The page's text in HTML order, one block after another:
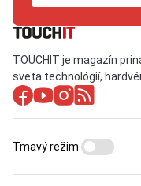
TOUCHIT je magazín
sveta technológií,
Tmavý režim